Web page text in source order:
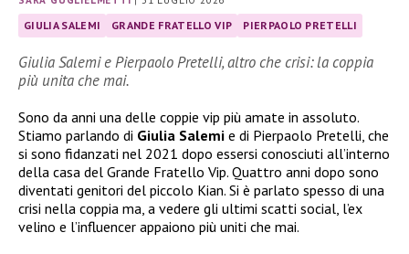
GIULIA SALEMI GRANDE FRATELLO VIP PIERPAOLO PRETELLI
Giulia Salemi e Pierpaolo Pretelli, altro che crisi: la coppia
più unita che mai.
Sono da anni una delle coppie vip più amate in assoluto.
Stiamo parlando di Giulia Salemi e di Pierpaolo Pretelli, che
si sono fidanzati nel 2021 dopo essersi conosciuti all’interno
della casa del Grande Fratello Vip. Quattro anni dopo sono
diventati genitori del piccolo Kian. Si è parlato spesso di una
crisi nella coppia ma, a vedere gli ultimi scatti social, l’ex
velino e l’influencer appaiono più uniti che mai.